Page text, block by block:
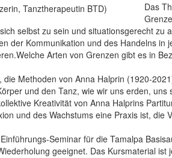
Das
selbst zu sein und situationsgerecht zu
der Kommunikation und des Handelns in
Arten von Grenzen gibt es in
die Methoden von Anna Halprin (1920-
und den Tanz, wie wir uns erden,
Kreativität von Anna Halprins
und des Wachstums eine Praxis ist, die
Seminar für die Tamalpa
geeignet. Das Kursmaterial ist